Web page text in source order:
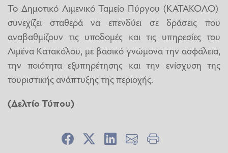
Το Δημοτικό Λιμενικό Ταμείο Πύργου (ΚΑΤΑΚΟΛΟ)
συνεχίζει σταθερά να επενδύει σε δράσεις που
αναβαθμίζουν τις υποδομές και τις υπηρεσίες του
Λιμένα Κατακόλου, με βασικό γνώμονα την ασφάλεια,
την ποιότητα εξυπηρέτησης και την ενίσχυση της
τουριστικής ανάπτυξης της περιοχής.
(Δελτίο Τύπου)